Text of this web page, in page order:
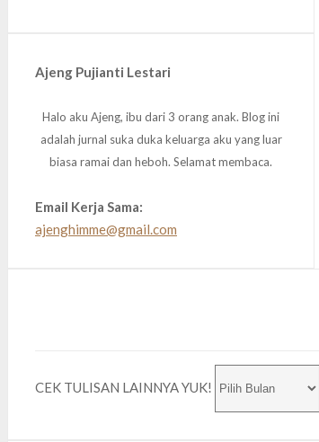
Ajeng Pujianti Lestari
Halo aku Ajeng, ibu dari 3 orang anak. Blog ini
adalah jurnal suka duka keluarga aku yang luar
biasa ramai dan heboh. Selamat membaca.
Email Kerja Sama:
ajenghimme@gmail.com
CEK TULISAN LAINNYA YUK!